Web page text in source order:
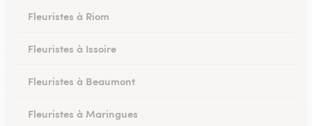
Fleuristes à Riom
Fleuristes à Issoire
Fleuristes à Beaumont
Fleuristes à Maringues